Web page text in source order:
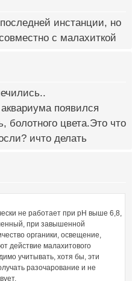
инстанции, но
с малахиткой
появился
болотного цвета.Это что
ичто делать
не работает при рН выше 6,8,
при завышенной
органики, освещение,
действие малахитового
учитывать, хотя бы, эти
разочарование и не